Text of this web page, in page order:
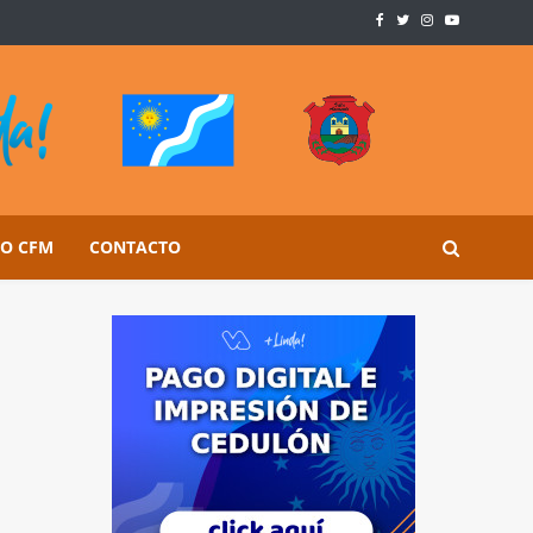
CFM CONTACTO